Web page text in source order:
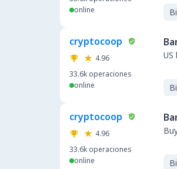
online
cryptocoop
4.96
33.6k operaciones
online
cryptocoop
4.96
33.6k operaciones
online